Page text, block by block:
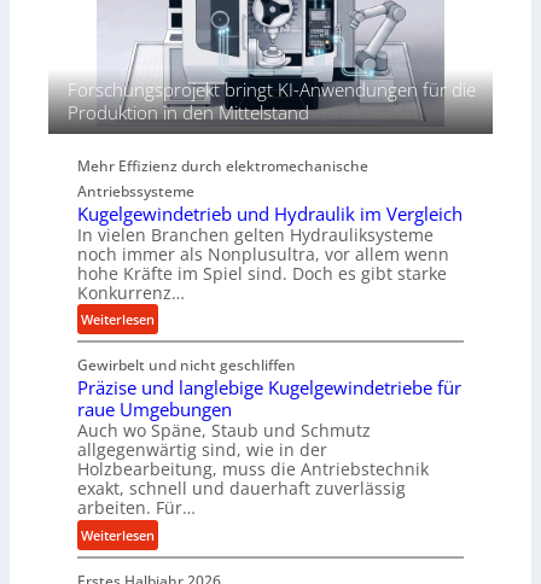
a
h
r
t
h
ö
h
e
d
i
e
P
e
r
f
o
r
m
a
n
c
e
b
e
i
m
D
Forschungsprojekt bringt KI-Anwendungen für die
Produktion in den Mittelstand
Mehr Effizienz durch elektromechanische
Antriebssysteme
Kugelgewindetrieb und Hydraulik im Vergleich
In vielen Branchen gelten Hydrauliksysteme
noch immer als Nonplusultra, vor allem wenn
hohe Kräfte im Spiel sind. Doch es gibt starke
Konkurrenz…
Weiterlesen:
K
u
g
e
l
g
e
w
i
n
Gewirbelt und nicht geschliffen
Präzise und langlebige Kugelgewindetriebe für
raue Umgebungen
Auch wo Späne, Staub und Schmutz
allgegenwärtig sind, wie in der
Holzbearbeitung, muss die Antriebstechnik
exakt, schnell und dauerhaft zuverlässig
arbeiten. Für…
Weiterlesen:
P
r